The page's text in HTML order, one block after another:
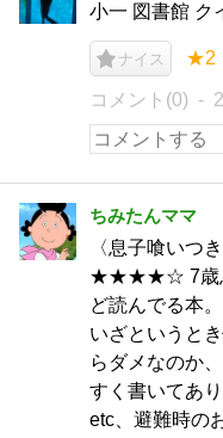
小一 図書館 ク
ナイス ★2
コメント(0)
ちみたんママ
〈息子喰い
★★★★☆ 7歳息
ど読んでる本
いざというと
らダメなのか
すく書いてあ
etc、避難時の